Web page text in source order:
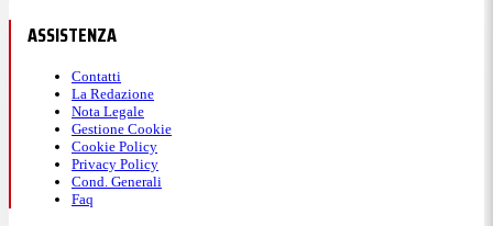
ASSISTENZA
Contatti
La Redazione
Nota Legale
Gestione Cookie
Cookie Policy
Privacy Policy
Cond. Generali
Faq